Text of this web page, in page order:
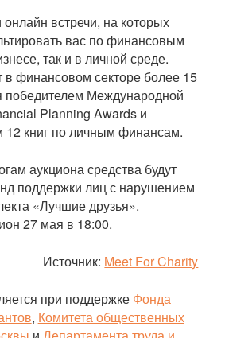
встречи, на которых
вас по финансовым
так и в личной среде.
в финансовом секторе более 15
победителем Международной
Planning Awards и
12 книг по личным финансам.
аукциона средства будут
поддержки лиц с нарушением
«Лучшие друзья».
27 мая в 18:00.
Источник: Meet For Charity
при поддержке Фонда
, Комитета общественных